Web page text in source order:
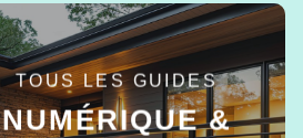
TOUS LES GUIDES
NUMÉRIQUE &